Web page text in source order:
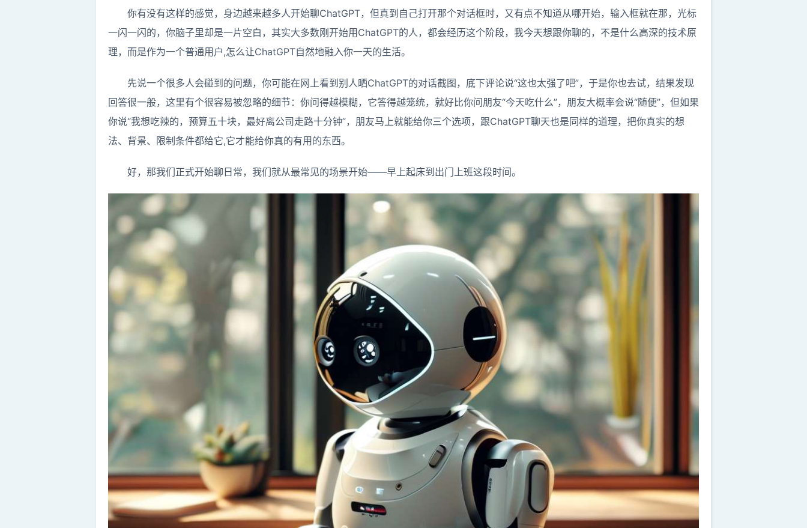
你有没有这样的感觉，身边越来越多人开始聊ChatGPT，但真到自己打开那个对话框时，又有点不知道从哪开始，输入框就在那，光标
一闪一闪的，你脑子里却是一片空白，其实大多数刚开始用ChatGPT的人，都会经历这个阶段，我今天想跟你聊的，不是什么高深的技术原
理，而是作为一个普通用户,怎么让ChatGPT自然地融入你一天的生活。
先说一个很多人会碰到的问题，你可能在网上看到别人晒ChatGPT的对话截图，底下评论说“这也太强了吧”，于是你也去试，结果发现
回答很一般，这里有个很容易被忽略的细节：你问得越模糊，它答得越笼统，就好比你问朋友“今天吃什么”，朋友大概率会说“随便”，但如果
你说“我想吃辣的，预算五十块，最好离公司走路十分钟”，朋友马上就能给你三个选项，跟ChatGPT聊天也是同样的道理，把你真实的想
法、背景、限制条件都给它,它才能给你真的有用的东西。
好，那我们正式开始聊日常，我们就从最常见的场景开始——早上起床到出门上班这段时间。